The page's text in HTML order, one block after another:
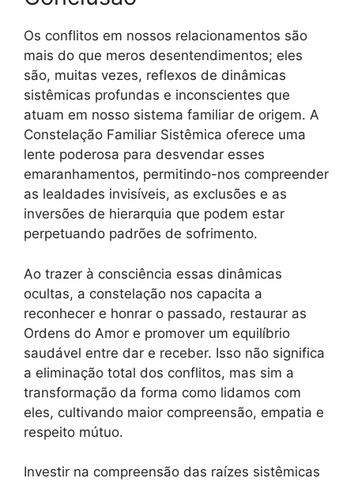
Os conflitos em nossos relacionamentos são
mais do que meros desentendimentos; eles
são, muitas vezes, reflexos de dinâmicas
sistêmicas profundas e inconscientes que
atuam em nosso sistema familiar de origem. A
Constelação Familiar Sistêmica oferece uma
lente poderosa para desvendar esses
emaranhamentos, permitindo-nos compreender
as lealdades invisíveis, as exclusões e as
inversões de hierarquia que podem estar
perpetuando padrões de sofrimento.
Ao trazer à consciência essas dinâmicas
ocultas, a constelação nos capacita a
reconhecer e honrar o passado, restaurar as
Ordens do Amor e promover um equilíbrio
saudável entre dar e receber. Isso não significa
a eliminação total dos conflitos, mas sim a
transformação da forma como lidamos com
eles, cultivando maior compreensão, empatia e
respeito mútuo.
Investir na compreensão das raízes sistêmicas